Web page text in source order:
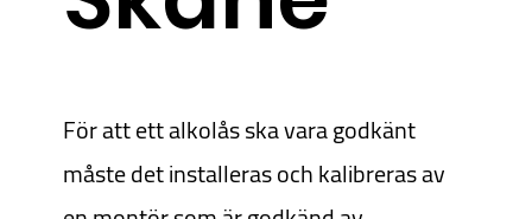
För att ett alkolås ska vara godkänt
måste det installeras och kalibreras av